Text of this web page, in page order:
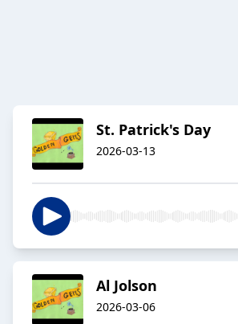
St. Patrick's Day
2026-03-13
Al Jolson
2026-03-06